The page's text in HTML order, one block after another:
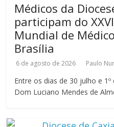
Médicos da
participam do
Mundial de
Brasília
6 de agosto de 2026 Paulo
Entre os dias de 30 julho e
Dom Luciano Mendes de